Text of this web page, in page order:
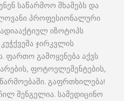
საწარმოო შხამებს და
პროფესიონალური
იზოტოპს
ჯირკვლის
ფართო გამოყენება აქვს
ფოტოელემენტების,
გაფრთხილება!
შენგელია. სამედიცინო